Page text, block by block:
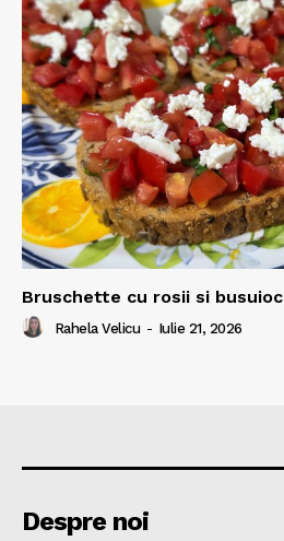
Bruschette cu rosii si busuioc
Rahela Velicu - Iulie 21, 2026
Despre noi